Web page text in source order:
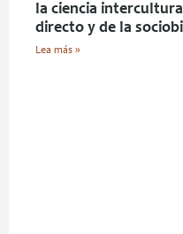
la ciencia
directo y de la
Lea más »